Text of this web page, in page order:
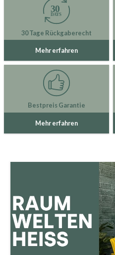
30 Tage Rückgaberecht
Mehr erfahren
Bestpreis Garantie
Mehr erfahren